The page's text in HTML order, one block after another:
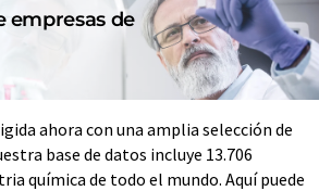
empresas de
ahora con una amplia selección de
base de datos incluye 13.706
química de todo el mundo. Aquí puede